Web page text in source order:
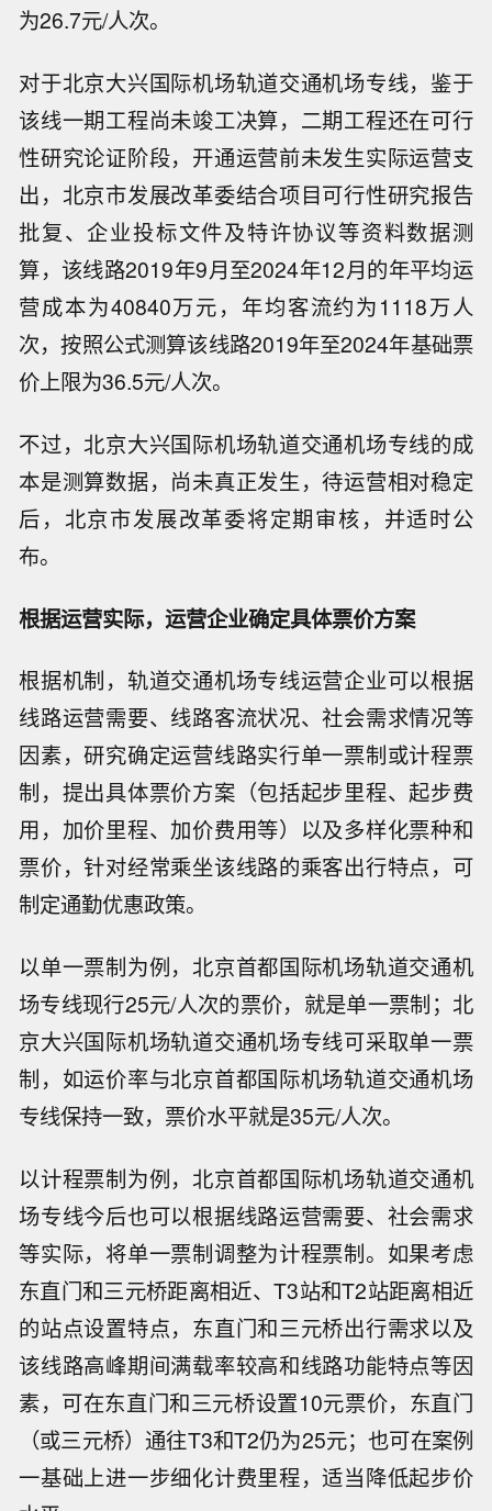
为26.7元/人次。
对于北京大兴国际机场轨道交通机场专线，鉴于
该线一期工程尚未竣工决算，二期工程还在可行
性研究论证阶段，开通运营前未发生实际运营支
出，北京市发展改革委结合项目可行性研究报告
批复、企业投标文件及特许协议等资料数据测
算，该线路2019年9月至2024年12月的年平均运
营成本为40840万元，年均客流约为1118万人
次，按照公式测算该线路2019年至2024年基础票
价上限为36.5元/人次。
不过，北京大兴国际机场轨道交通机场专线的成
本是测算数据，尚未真正发生，待运营相对稳定
后，北京市发展改革委将定期审核，并适时公
布。
根据运营实际，运营企业确定具体票价方案
根据机制，轨道交通机场专线运营企业可以根据
线路运营需要、线路客流状况、社会需求情况等
因素，研究确定运营线路实行单一票制或计程票
制，提出具体票价方案（包括起步里程、起步费
用，加价里程、加价费用等）以及多样化票种和
票价，针对经常乘坐该线路的乘客出行特点，可
制定通勤优惠政策。
以单一票制为例，北京首都国际机场轨道交通机
场专线现行25元/人次的票价，就是单一票制；北
京大兴国际机场轨道交通机场专线可采取单一票
制，如运价率与北京首都国际机场轨道交通机场
专线保持一致，票价水平就是35元/人次。
以计程票制为例，北京首都国际机场轨道交通机
场专线今后也可以根据线路运营需要、社会需求
等实际，将单一票制调整为计程票制。如果考虑
东直门和三元桥距离相近、T3站和T2站距离相近
的站点设置特点，东直门和三元桥出行需求以及
该线路高峰期间满载率较高和线路功能特点等因
素，可在东直门和三元桥设置10元票价，东直门
（或三元桥）通往T3和T2仍为25元；也可在案例
一基础上进一步细化计费里程，适当降低起步价